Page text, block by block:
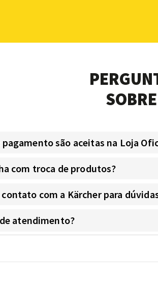
são aceitas na Loja
com troca de produtos?
com a Kärcher para
atendimento?